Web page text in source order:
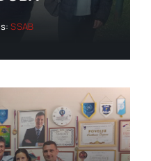
SSAB